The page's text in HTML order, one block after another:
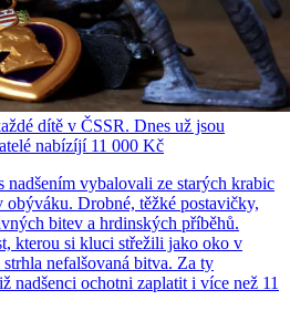
dítě v ČSSR. Dnes už jsou
nabízíjí 11 000 Kč
nadšením vybalovali ze starých krabic
obýváku. Drobné, těžké postavičky,
bitev a hrdinských příběhů.
kterou si kluci střežili jako oko v
nefalšovaná bitva. Za ty
nadšenci ochotni zaplatit i více než 11